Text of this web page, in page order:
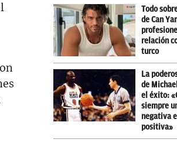
Todo
de Can
relación
turco
La
de
el éxito:
siempre
negativa
positiva»